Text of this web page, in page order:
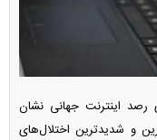
رصد اینترنت جهانی نشان
و شدیدترین اختلال‌های